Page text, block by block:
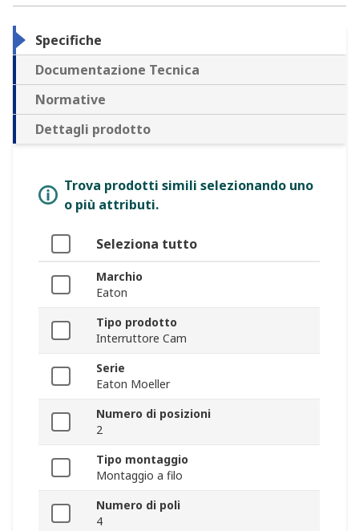
Specifiche
Documentazione Tecnica
Normative
Dettagli prodotto
Trova prodotti simili selezionando uno
o più attributi.
Seleziona tutto
Marchio
Eaton
Tipo prodotto
Interruttore Cam
Serie
Eaton Moeller
Numero di posizioni
2
Tipo montaggio
Montaggio a filo
Numero di poli
4